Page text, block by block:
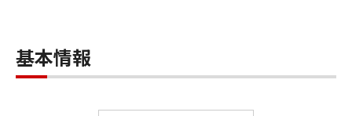
基本情報